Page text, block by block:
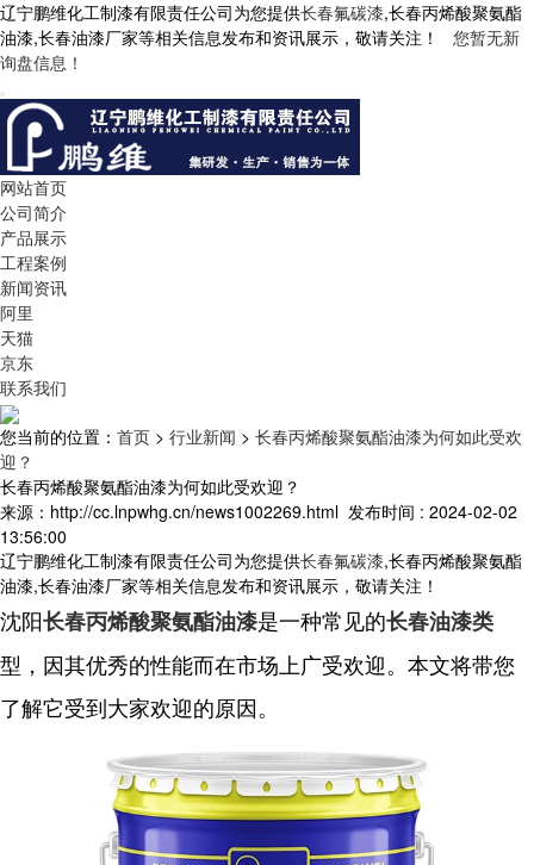
辽宁鹏维化工制漆有限责任公司为您提供长春氟碳漆,长春丙烯酸聚氨酯
油漆,长春油漆厂家等相关信息发布和资讯展示，敬请关注！ 您暂无新
询盘信息！
网站首页
公司简介
产品展示
工程案例
新闻资讯
阿里
天猫
京东
联系我们
您当前的位置： 首页 > 行业新闻 > 长春丙烯酸聚氨酯油漆为何如此受欢
迎？
长春丙烯酸聚氨酯油漆为何如此受欢迎？
来源：http://cc.lnpwhg.cn/news1002269.html 发布时间 : 2024-02-02
13:56:00
辽宁鹏维化工制漆有限责任公司为您提供长春氟碳漆,长春丙烯酸聚氨酯
油漆,长春油漆厂家等相关信息发布和资讯展示，敬请关注！
沈阳长春丙烯酸聚氨酯油漆是一种常见的长春油漆类
型，因其优秀的性能而在市场上广受欢迎。本文将带您
了解它受到大家欢迎的原因。